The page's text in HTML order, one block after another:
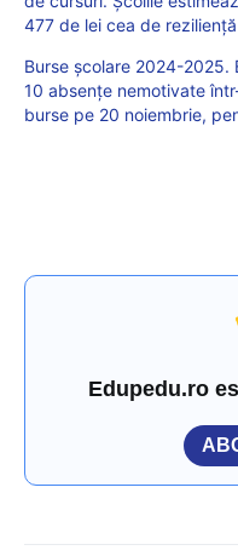
477 de lei cea de reziliență
Burse școlare 2024-2025.
10 absențe nemotivate
burse pe 20 noiembrie,
Edupedu.ro